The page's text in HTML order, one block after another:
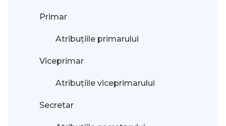
Primar
Atribuțiile primarului
Viceprimar
Atribuțiile viceprimarului
Secretar